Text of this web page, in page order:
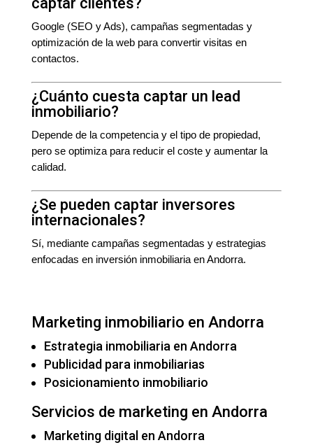
Google (SEO y Ads), campañas segmentadas y
optimización de la web para convertir visitas en
contactos.
¿Cuánto cuesta captar un lead
inmobiliario?
Depende de la competencia y el tipo de propiedad,
pero se optimiza para reducir el coste y aumentar la
calidad.
¿Se pueden captar inversores
internacionales?
Sí, mediante campañas segmentadas y estrategias
enfocadas en inversión inmobiliaria en Andorra.
Marketing inmobiliario en Andorra
Estrategia inmobiliaria en Andorra
Publicidad para inmobiliarias
Posicionamiento inmobiliario
Servicios de marketing en Andorra
Marketing digital en Andorra